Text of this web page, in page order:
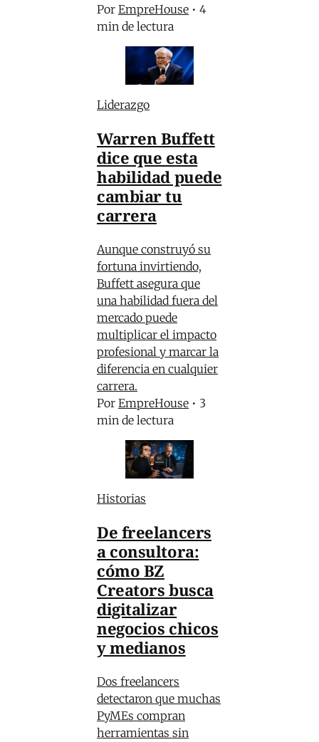
Por EmpreHouse • 4
min de lectura
Liderazgo
Warren Buffett
dice que esta
habilidad puede
cambiar tu
carrera
Aunque construyó su
fortuna invirtiendo,
Buffett asegura que
una habilidad fuera del
mercado puede
multiplicar el impacto
profesional y marcar la
diferencia en cualquier
carrera.
Por EmpreHouse • 3
min de lectura
Historias
De freelancers
a consultora:
cómo BZ
Creators busca
digitalizar
negocios chicos
y medianos
Dos freelancers
detectaron que muchas
PyMEs compran
herramientas sin